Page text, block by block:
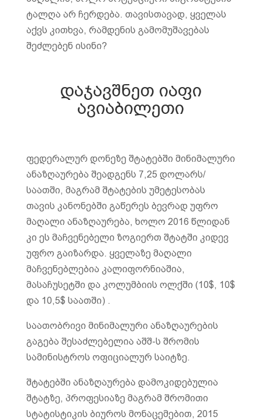
ტალღა არ ჩერდება. თავისთავად, ყველას
აქვს კითხვა, რამდენის გამომუშავებას
შეძლებენ ისინი?
დაჯავშნეთ იაფი
ავიაბილეთი
ფედერალურ დონეზე შტატებში მინიმალური
ანაზღაურება შეადგენს 7,25 დოლარს/
საათში, მაგრამ შტატების უმეტესობას
თავის კანონებში გაწერეს ბევრად უფრო
მაღალი ანაზღაურება, ხოლო 2016 წლიდან
კი ეს მაჩვენებელი ზოგიერთ შტატში კიდევ
უფრო გაიზარდა. ყველაზე მაღალი
მაჩვენებლებია კალიფორნიაშია,
მასაჩუსეტში და კოლუმბიის ოლქში (10$, 10$
და 10,5$ საათში) .
საათობრივი მინიმალური ანაზღაურების
გაგება შესაძლებელია აშშ-ს შრომის
სამინისტროს ოფიციალურ საიტზე.
შტატებში ანაზღაურება დამოკიდებულია
შტატზე, პროფესიაზე მაგრამ შრომითი
სტატისტიკის ბიუროს მონაცემებით, 2015